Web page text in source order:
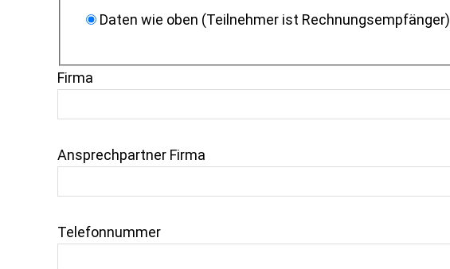
Daten wie oben (Teilnehmer ist Rechnungsempfänger)
Firma
Ansprechpartner Firma
Telefonnummer